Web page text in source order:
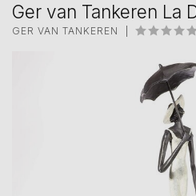
Ger van Tankeren La
GER VAN TANKEREN